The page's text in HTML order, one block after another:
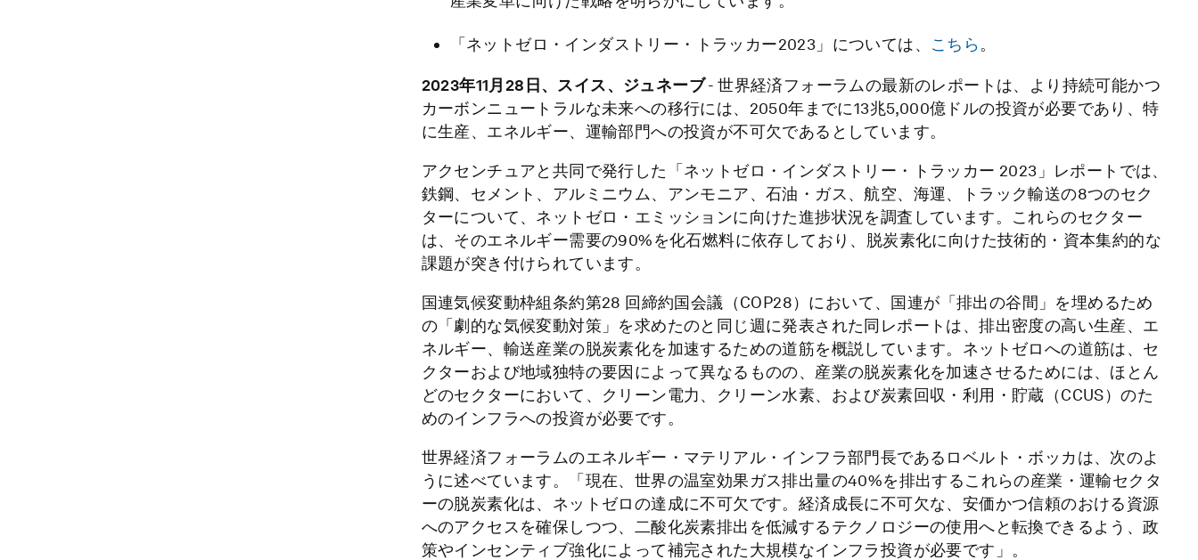
「ネットゼロ・インダストリー・トラッカー2023」については、 こちら。
2023年11月28日、スイス、ジュネーブ- 世界経済フォーラムの最新のレポートは、より持続可能かつ
カーボンニュートラルな未来への移行には、2050年までに13兆5,000億ドルの投資が必要であり、特
に生産、エネルギー、運輸部門への投資が不可欠であるとしています。
アクセンチュアと共同で発行した「ネットゼロ・インダストリー・トラッカー 2023」レポートでは、
鉄鋼、セメント、アルミニウム、アンモニア、石油・ガス、航空、海運、トラック輸送の8つのセク
ターについて、ネットゼロ・エミッションに向けた進捗状況を調査しています。これらのセクター
は、そのエネルギー需要の90%を化石燃料に依存しており、脱炭素化に向けた技術的・資本集約的な
課題が突き付けられています。
国連気候変動枠組条約第28 回締約国会議（COP28）において、国連が「排出の谷間」を埋めるため
の「劇的な気候変動対策」を求めたのと同じ週に発表された同レポートは、排出密度の高い生産、エ
ネルギー、輸送産業の脱炭素化を加速するための道筋を概説しています。ネットゼロへの道筋は、セ
クターおよび地域独特の要因によって異なるものの、産業の脱炭素化を加速させるためには、ほとん
どのセクターにおいて、クリーン電力、クリーン水素、および炭素回収・利用・貯蔵（CCUS）のた
めのインフラへの投資が必要です。
世界経済フォーラムのエネルギー・マテリアル・インフラ部門長であるロベルト・ボッカは、次のよ
うに述べています。「現在、世界の温室効果ガス排出量の40%を排出するこれらの産業・運輸セクタ
ーの脱炭素化は、ネットゼロの達成に不可欠です。 経済成長に不可欠な、安価かつ信頼のおける資源
へのアクセスを確保しつつ、二酸化炭素排出を低減するテクノロジーの使用へと転換できるよう、政
策やインセンティブ強化によって補完された大規模なインフラ投資が必要です」。